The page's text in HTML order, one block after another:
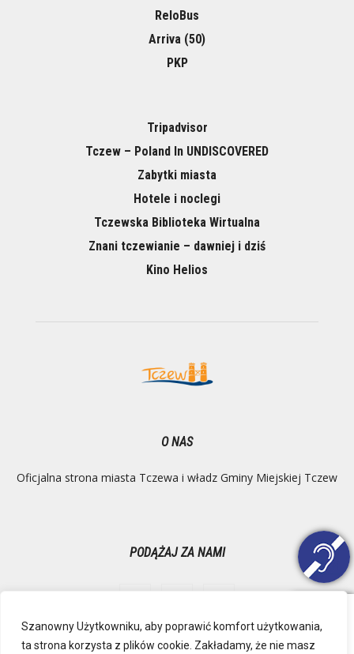
Szanowny Użytkowniku, aby poprawić komfort użytkowania,
ta strona korzysta z plików cookie. Zakładamy, że nie masz
ReloBus
Arriva (50)
PKP
Tripadvisor
Tczew – Poland In UNDISCOVERED
Zabytki miasta
Hotele i noclegi
Tczewska Biblioteka Wirtualna
Znani tczewianie – dawniej i dziś
Kino Helios
O NAS
Oficjalna strona miasta Tczewa i władz Gminy Miejskiej Tczew
PODĄŻAJ ZA NAMI